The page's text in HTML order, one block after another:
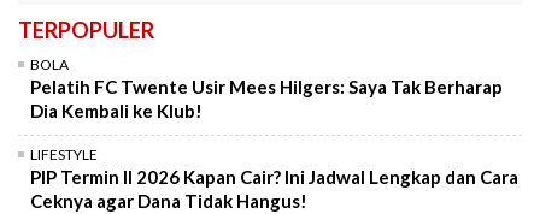
TERPOPULER
BOLA
Pelatih FC Twente Usir Mees Hilgers: Saya Tak Berharap
Dia Kembali ke Klub!
LIFESTYLE
PIP Termin II 2026 Kapan Cair? Ini Jadwal Lengkap dan Cara
Ceknya agar Dana Tidak Hangus!